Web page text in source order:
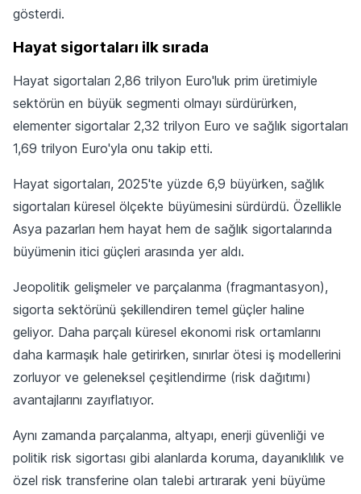
gösterdi.
Hayat sigortaları ilk sırada
Hayat sigortaları 2,86 trilyon Euro'luk prim üretimiyle
sektörün en büyük segmenti olmayı sürdürürken,
elementer sigortalar 2,32 trilyon Euro ve sağlık sigortaları
1,69 trilyon Euro'yla onu takip etti.
Hayat sigortaları, 2025'te yüzde 6,9 büyürken, sağlık
sigortaları küresel ölçekte büyümesini sürdürdü. Özellikle
Asya pazarları hem hayat hem de sağlık sigortalarında
büyümenin itici güçleri arasında yer aldı.
Jeopolitik gelişmeler ve parçalanma (fragmantasyon),
sigorta sektörünü şekillendiren temel güçler haline
geliyor. Daha parçalı küresel ekonomi risk ortamlarını
daha karmaşık hale getirirken, sınırlar ötesi iş modellerini
zorluyor ve geleneksel çeşitlendirme (risk dağıtımı)
avantajlarını zayıflatıyor.
Aynı zamanda parçalanma, altyapı, enerji güvenliği ve
politik risk sigortası gibi alanlarda koruma, dayanıklılık ve
özel risk transferine olan talebi artırarak yeni büyüme